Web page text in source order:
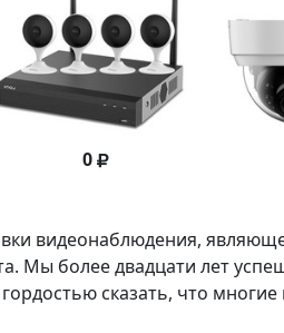
0
видеонаблюдения,
Мы более двадцати лет
сказать, что